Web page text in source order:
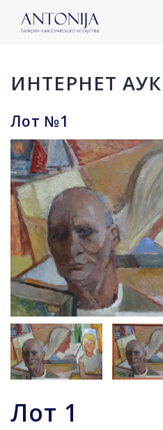
ИНТЕРНЕТ
Лот №1
Лот 1